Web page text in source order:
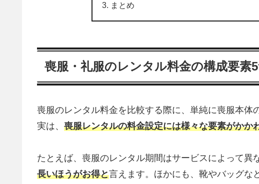
まとめ
喪服・礼服のレンタル料金の構成要素
喪服のレンタル料金を比較する際に、単純に喪服本体
実は、 喪服レンタルの料金設定には様々な要素がかか
たとえば、喪服のレンタル期間はサービスによって異
長いほうがお得と言えます。ほかにも、靴やバッグな